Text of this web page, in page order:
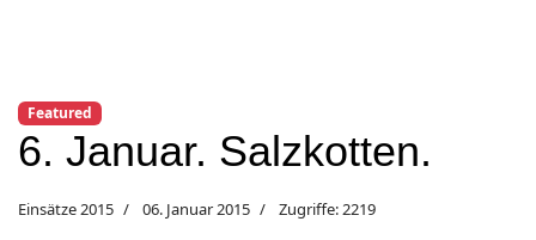
Featured
6. Januar. Salzkotten.
Einsätze 2015 06. Januar 2015 Zugriffe: 2219